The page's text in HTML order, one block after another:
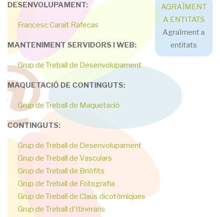
DESENVOLUPAMENT:
Francesc Caralt Rafecas
MANTENIMENT SERVIDORS I WEB:
Grup de Treball de Desenvolupament
MAQUETACIÓ DE CONTINGUTS:
Grup de Treball de Maquetació
CONTINGUTS:
Grup de Treball de Desenvolupament
Grup de Treball de Vasculars
Grup de Treball de Briòfits
Grup de Treball de Fotografia
Grup de Treball de Claus dicotòmiques
Grup de Treball d'Itineraris
AGRAÏMENT
A ENTITATS
Agraïment a
entitats